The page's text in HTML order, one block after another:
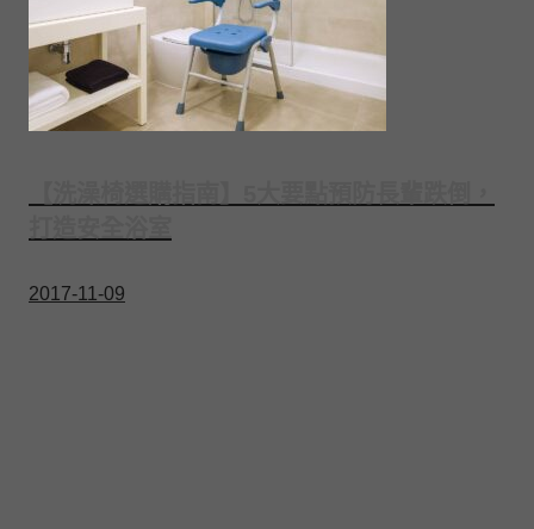
2017-11-09